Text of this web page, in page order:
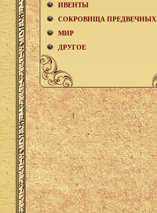
ИВЕНТЫ
СОКРОВИЩА ПРЕДВЕЧНЫХ
МИР
ДРУГОЕ